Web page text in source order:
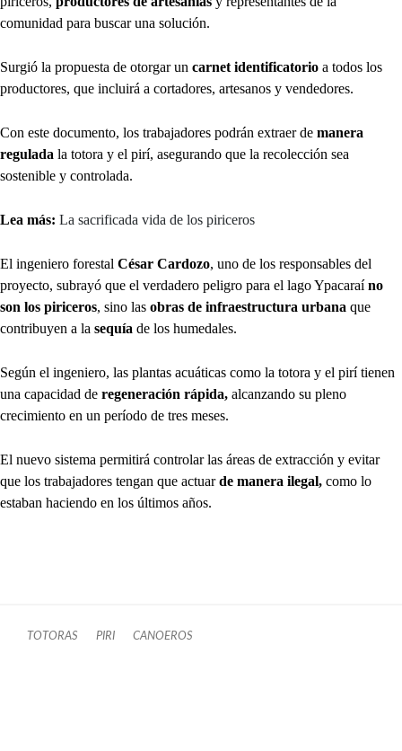
comunidad para buscar una solución.
Surgió la propuesta de otorgar un carnet identificatorio a todos los
productores, que incluirá a cortadores, artesanos y vendedores.
Con este documento, los trabajadores podrán extraer de manera
regulada la totora y el pirí, asegurando que la recolección sea
sostenible y controlada.
Lea más: La sacrificada vida de los piriceros
El ingeniero forestal César Cardozo, uno de los responsables del
proyecto, subrayó que el verdadero peligro para el lago Ypacaraíno
son los piriceros, sino las obras de infraestructura urbana que
contribuyen a la sequía de los humedales.
Según el ingeniero, las plantas acuáticas como la totora y el pirí tienen
una capacidad de regeneración rápida, alcanzando su pleno
crecimiento en un período de tres meses.
El nuevo sistema permitirá controlar las áreas de extracción y evitar
que los trabajadores tengan que actuarde manera ilegal, como lo
estaban haciendo en los últimos años.
TOTORAS PIRI CANOEROS